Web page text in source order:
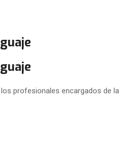
profesionales encargados de la